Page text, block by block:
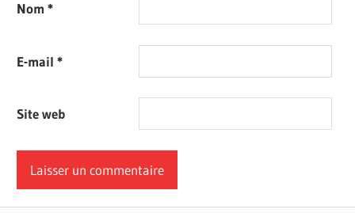
Nom*
E-mail*
Site web